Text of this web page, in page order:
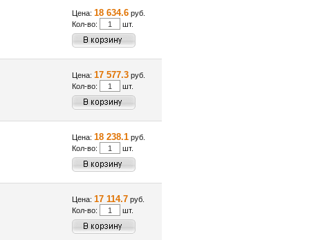
Цена: 18 634.6руб.
Кол-во:
шт.
Цена: 17 577.3руб.
Кол-во:
шт.
Цена: 18 238.1руб.
Кол-во:
шт.
Цена: 17 114.7руб.
Кол-во:
шт.